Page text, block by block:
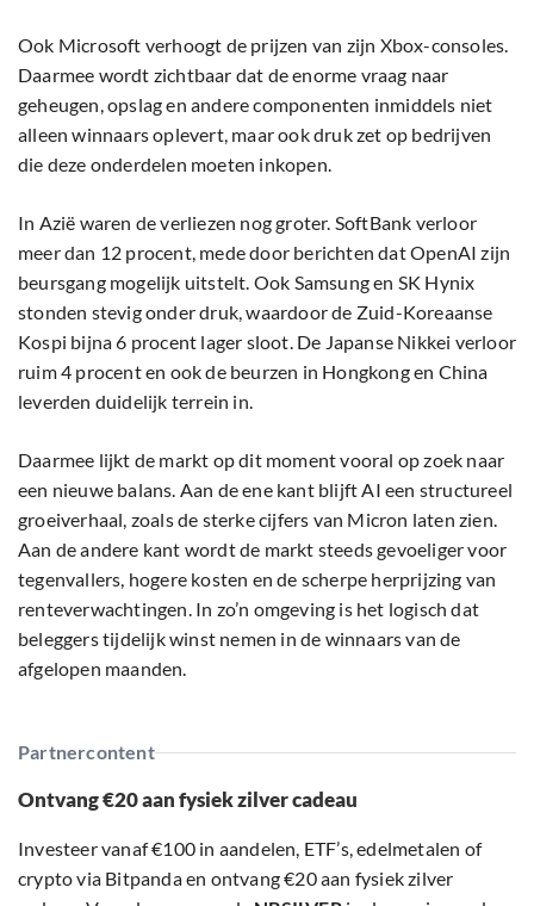
Ook Microsoft verhoogt de prijzen van zijn Xbox-consoles.
Daarmee wordt zichtbaar dat de enorme vraag naar
geheugen, opslag en andere componenten inmiddels niet
alleen winnaars oplevert, maar ook druk zet op bedrijven
die deze onderdelen moeten inkopen.
In Azië waren de verliezen nog groter. SoftBank verloor
meer dan 12 procent, mede door berichten dat OpenAI zijn
beursgang mogelijk uitstelt. Ook Samsung en SK Hynix
stonden stevig onder druk, waardoor de Zuid-Koreaanse
Kospi bijna 6 procent lager sloot. De Japanse Nikkei verloor
ruim 4 procent en ook de beurzen in Hongkong en China
leverden duidelijk terrein in.
Daarmee lijkt de markt op dit moment vooral op zoek naar
een nieuwe balans. Aan de ene kant blijft AI een structureel
groeiverhaal, zoals de sterke cijfers van Micron laten zien.
Aan de andere kant wordt de markt steeds gevoeliger voor
tegenvallers, hogere kosten en de scherpe herprijzing van
renteverwachtingen. In zo’n omgeving is het logisch dat
beleggers tijdelijk winst nemen in de winnaars van de
afgelopen maanden.
Partnercontent
Ontvang €20 aan fysiek zilver cadeau
Investeer vanaf €100 in aandelen, ETF’s, edelmetalen of
crypto via Bitpanda en ontvang €20 aan fysiek zilver